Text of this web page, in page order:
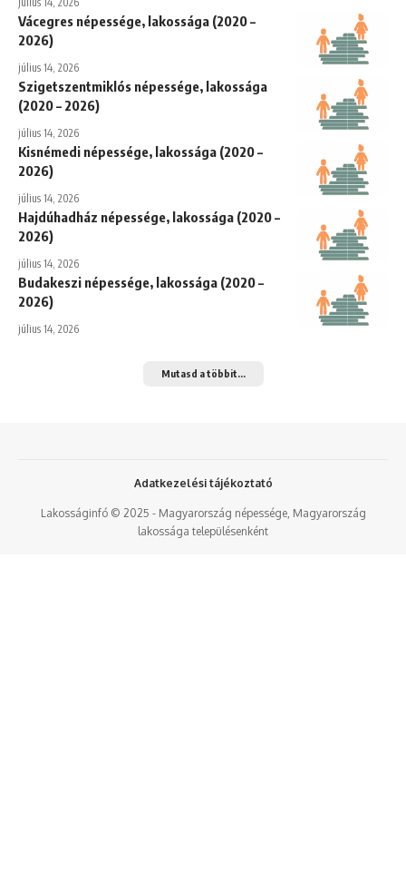
Vácegres népessége, lakossága (2020 –
2026)
július 14, 2026
Szigetszentmiklós népessége, lakossága
(2020 – 2026)
július 14, 2026
Kisnémedi népessége, lakossága (2020 –
2026)
július 14, 2026
Hajdúhadház népessége, lakossága (2020 –
2026)
július 14, 2026
Budakeszi népessége, lakossága (2020 –
2026)
július 14, 2026
Mutasd a többit...
Lakosságinfó © 2025 - Magyarország népessége, Magyarország
lakossága településenként
Adatkezelési tájékoztató